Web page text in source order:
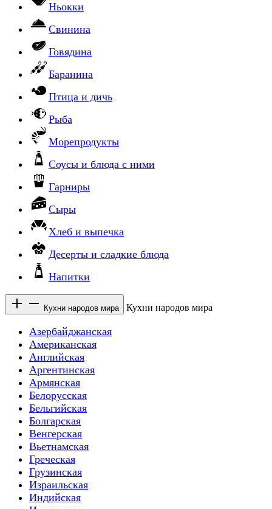
Ньокки
Свинина
Говядина
Баранина
Птица и дичь
Рыба
Морепродукты
Соусы и блюда с ними
Гарниры
Сыры
Хлеб и выпечка
Десерты и сладкие блюда
Напитки
Кухни народов мира Кухни народов мира
Азербайджанская
Американская
Английская
Аргентинская
Армянская
Белорусская
Бельгийская
Болгарская
Венгерская
Вьетнамская
Греческая
Грузинская
Израильская
Индийская